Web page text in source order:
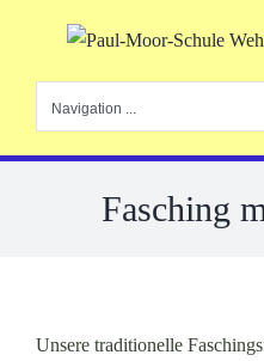
content
Navigation ...
Fasching
Unsere traditionelle